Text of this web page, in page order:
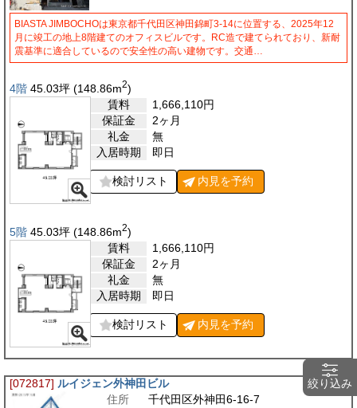
BIASTA JIMBOCHOは東京都千代田区神田錦町3-14に位置する、2025年12
月に竣工の地上8階建てのオフィスビルです。RC造で建てられており、新耐
震基準に適合しているので安全性の高い建物です。交通…
4階 45.03坪 (148.86m2)
賃料
1,666,110円
保証金
2ヶ月
礼金
無
入居時期
即日
検討リスト 内見を予約
5階 45.03坪 (148.86m2)
賃料
1,666,110円
保証金
2ヶ月
礼金
無
入居時期
即日
検討リスト 内見を予約
[072817] ルイジェン外神田ビル
住所
千代田区外神田6-16-7
絞り込み